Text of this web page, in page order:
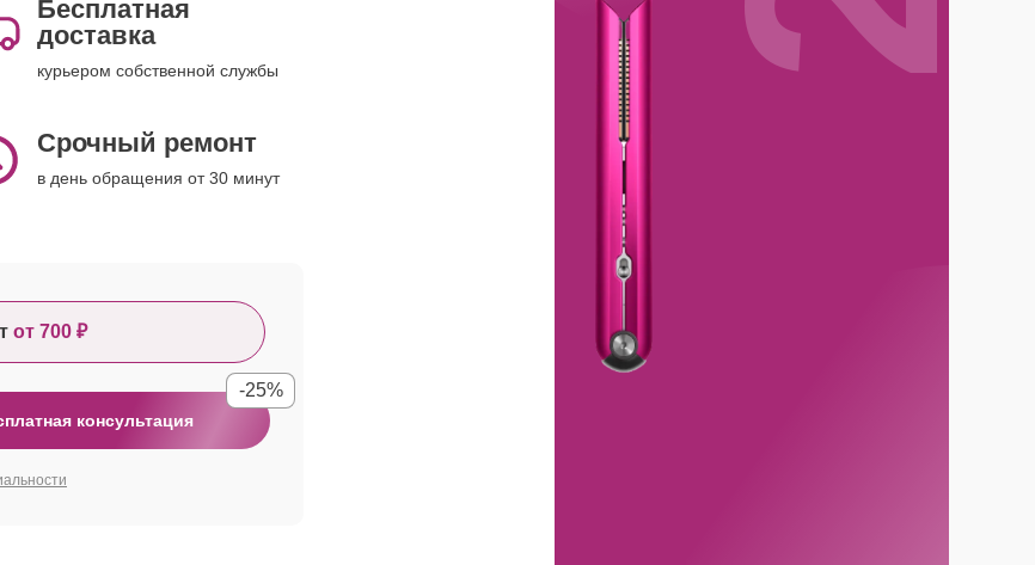
Бесплатная
доставка
курьером собственной службы
Срочный ремонт
в день обращения от 30 минут
от 700 ₽
консультация
-25%